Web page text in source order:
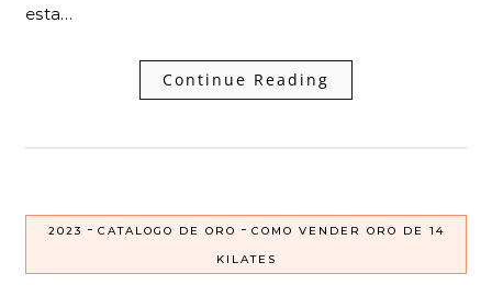
esta…
Continue Reading
2023 - CATALOGO DE ORO - COMO VENDER ORO DE 14
KILATES